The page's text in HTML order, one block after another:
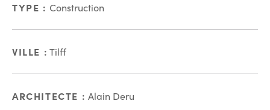
TYPE : Construction
VILLE : Tilff
ARCHITECTE : Alain Deru